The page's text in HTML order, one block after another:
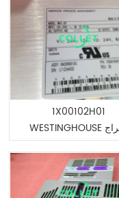
1X00102H01
WESTINGHOUSE إخراج
رقمي 16 قناة